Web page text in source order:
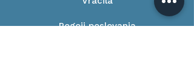
Pogoji poslovanja